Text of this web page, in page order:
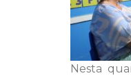
Nesta